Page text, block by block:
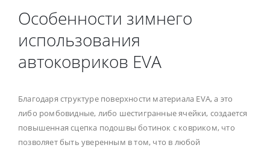
Особенности зимнего
использования
автоковриков EVA
Благодаря структуре поверхности материала EVA, а это
либо ромбовидные, либо шестигранные ячейки, создается
повышенная сцепка подошвы ботинок с ковриком, что
позволяет быть уверенным в том, что в любой